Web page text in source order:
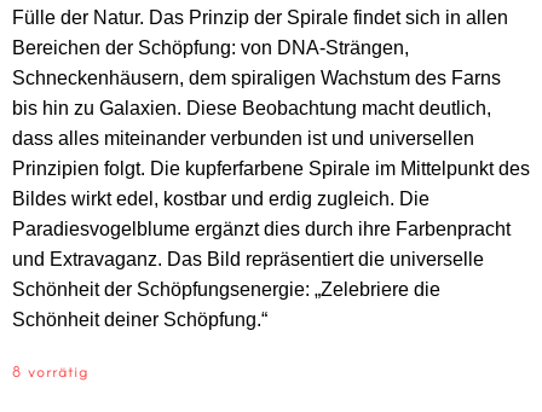
Fülle der Natur. Das Prinzip der Spirale findet sich in allen
Bereichen der Schöpfung: von DNA-Strängen,
Schneckenhäusern, dem spiraligen Wachstum des Farns
bis hin zu Galaxien. Diese Beobachtung macht deutlich,
dass alles miteinander verbunden ist und universellen
Prinzipien folgt. Die kupferfarbene Spirale im Mittelpunkt des
Bildes wirkt edel, kostbar und erdig zugleich. Die
Paradiesvogelblume ergänzt dies durch ihre Farbenpracht
und Extravaganz. Das Bild repräsentiert die universelle
Schönheit der Schöpfungsenergie: „Zelebriere die
Schönheit deiner Schöpfung.“
8 vorrätig